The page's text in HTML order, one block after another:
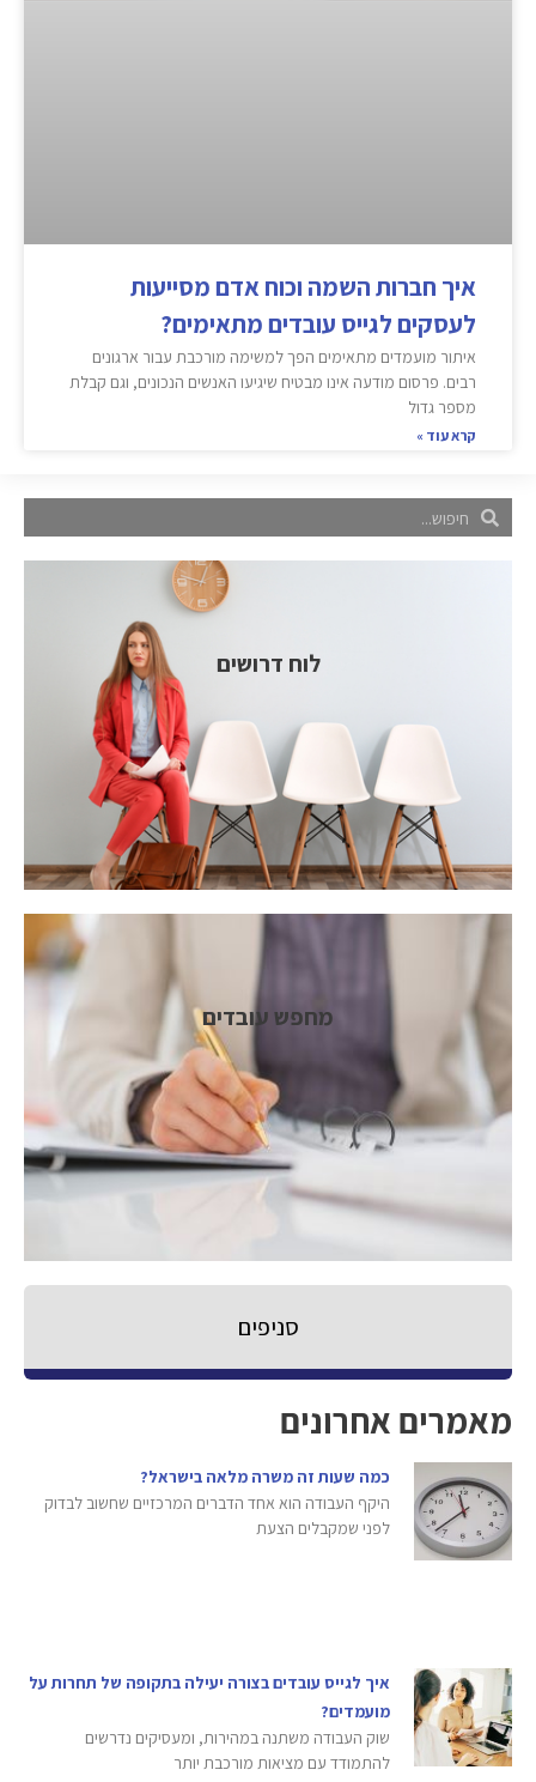
איך חברות השמה וכוח אדם מסייעות
לעסקים לגייס עובדים מתאימים?
איתור מועמדים מתאימים הפך למשימה מורכבת עבור ארגונים
רבים. פרסום מודעה אינו מבטיח שיגיעו האנשים הנכונים, וגם קבלת
מספר גדול
קרא עוד »
לוח דרושים
מחפש עובדים
סניפים
מאמרים אחרונים
כמה שעות זה משרה מלאה בישראל?
היקף העבודה הוא אחד הדברים המרכזיים שחשוב לבדוק
לפני שמקבלים הצעת
איך לגייס עובדים בצורה יעילה בתקופה של תחרות על
מועמדים?
שוק העבודה משתנה במהירות, ומעסיקים נדרשים
להתמודד עם מציאות מורכבת יותר